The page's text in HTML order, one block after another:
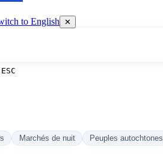
to English ✕
ESC
Marchés de nuit Peuples autochtones